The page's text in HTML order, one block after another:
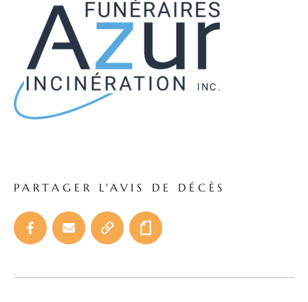
PARTAGER L'AVIS DE DÉCÈS